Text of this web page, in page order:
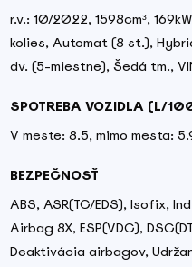
r.v.: 10/2022, 1598cm³,
kolies, Automat (8 st.),
dv. (5-miestne), Šedá tm.,
SPOTREBA VOZIDLA (L/
V meste: 8.5, mimo mesta:
BEZPEČNOSŤ
ABS, ASR(TC/EDS), Isofix,
Airbag 8X, ESP(VDC),
Deaktivácia airbagov,